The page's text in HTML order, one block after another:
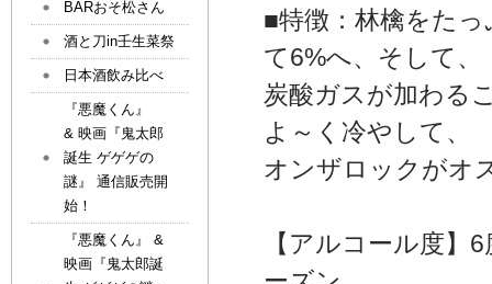
■特徴：林檎をた
て6%へ、そし
炭酸ガスが加わる
よ～く冷やして、
オンザロックがオ
【アルコール度
BARおそ松さん
酒と刀in壬生菜祭
日本酒飲み比べ
『悪魔くん』
& 映画『鬼太郎
誕生 ゲゲゲの
謎』 通信販売開
始！
『悪魔くん』 &
映画『鬼太郎誕